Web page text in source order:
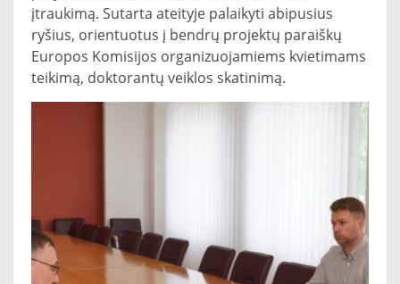
įtraukimą. Sutarta ateityje palaikyti abipusius
ryšius, orientuotus į bendrų projektų paraiškų
Europos Komisijos organizuojamiems kvietimams
teikimą, doktorantų veiklos skatinimą.